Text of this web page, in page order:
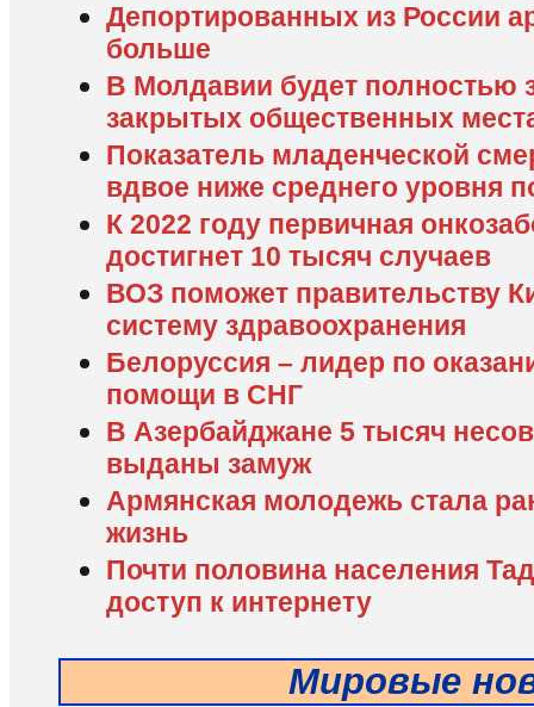
Депортированных из России
больше
В Молдавии будет полностью
закрытых общественных
Показатель младенческой
вдвое ниже среднего уровня
К 2022 году первичная
достигнет 10 тысяч случаев
ВОЗ поможет правительству
систему здравоохранения
Белоруссия – лидер по
помощи в СНГ
В Азербайджане 5 тысяч
выданы замуж
Армянская молодежь стала
жизнь
Почти половина населения
доступ к интернету
Мировые